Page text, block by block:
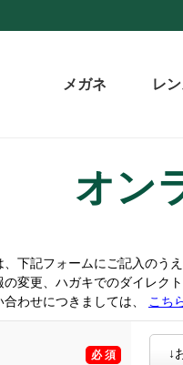
メガネ レ
オン
下記フォームにご記入のう
変更、ハガキでのダイレク
わせにつきましては、
こち